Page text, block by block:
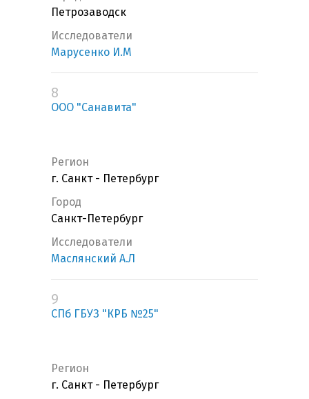
Петрозаводск
Исследователи
Марусенко И.М
8
ООО "Санавита"
Регион
г. Санкт - Петербург
Город
Санкт-Петербург
Исследователи
Маслянский А.Л
9
СПб ГБУЗ "КРБ №25"
Регион
г. Санкт - Петербург